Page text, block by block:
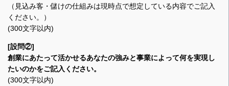
（見込み客・儲けの仕組みは現時点で想定している内容でご記入
ください。）
(300文字以内)
[設問②]
創業にあたって活かせるあなたの強みと事業によって何を実現し
たいのかをご記入ください。
(300文字以内)